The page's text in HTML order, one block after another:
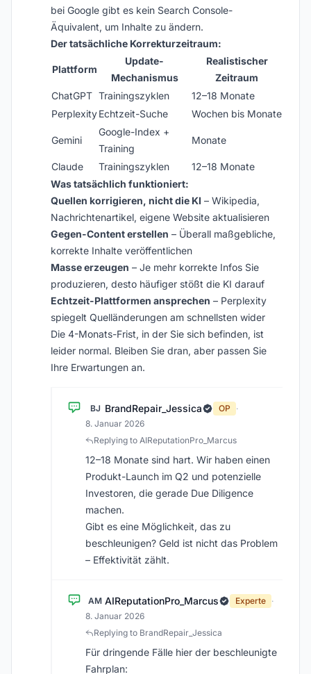
bei Google gibt es kein Search Console-
Äquivalent, um Inhalte zu ändern.
Der tatsächliche Korrekturzeitraum:
Plattform
Update-
Mechanismus
Realistischer
Zeitraum
ChatGPT Trainingszyklen
12–18 Monate
PerplexityEchtzeit-Suche Wochen bis Monate
Gemini
Google-Index +
Training
Monate
Claude Trainingszyklen
12–18 Monate
Was tatsächlich funktioniert:
Quellen korrigieren, nicht die KI – Wikipedia,
Nachrichtenartikel, eigene Website aktualisieren
Gegen-Content erstellen – Überall maßgebliche,
korrekte Inhalte veröffentlichen
Masse erzeugen – Je mehr korrekte Infos Sie
produzieren, desto häufiger stößt die KI darauf
Echtzeit-Plattformen ansprechen – Perplexity
spiegelt Quelländerungen am schnellsten wider
Die 4-Monats-Frist, in der Sie sich befinden, ist
leider normal. Bleiben Sie dran, aber passen Sie
Ihre Erwartungen an.
BJ BrandRepair_Jessica OP
·
8. Januar 2026
Replying to AIReputationPro_Marcus
12–18 Monate sind hart. Wir haben einen
Produkt-Launch im Q2 und potenzielle
Investoren, die gerade Due Diligence
machen.
Gibt es eine Möglichkeit, das zu
beschleunigen? Geld ist nicht das Problem
– Effektivität zählt.
AM AIReputationPro_Marcus Experte ·
8. Januar 2026
Replying to BrandRepair_Jessica
Für dringende Fälle hier der beschleunigte
Fahrplan: